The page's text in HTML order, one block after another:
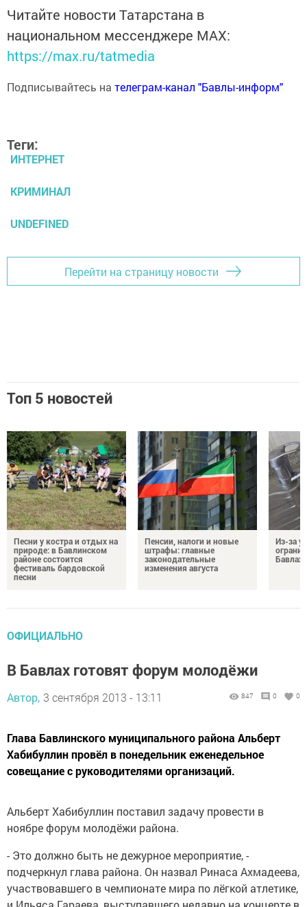
Читайте новости Татарстана в
национальном мессенджере MАХ:
https://max.ru/tatmedia
Подписывайтесь на телеграм-канал "Бавлы-информ"
Теги:
ИНТЕРНЕТ
КРИМИНАЛ
UNDEFINED
Перейти на страницу новости
Топ 5 новостей
Песни у костра и отдых на
природе: в Бавлинском
районе состоится
фестиваль бардовской
песни
Пенсии, налоги и новые
штрафы: главные
законодательные
изменения августа
Из-за
Бавлах
ОФИЦИАЛЬНО
В Бавлах готовят форум молодёжи
Автор, 3 сентября 2013 - 13:11 847 0 0
Глава Бавлинского муниципального района Альберт
Хабибуллин провёл в понедельник еженедельное
совещание с руководителями организаций.
Альберт Хабибуллин поставил задачу провести в
ноябре форум молодёжи района.
- Это должно быть не дежурное мероприятие, -
подчеркнул глава района. Он назвал Ринаса Ахмадеева,
участвовавшего в чемпионате мира по лёгкой атлетике,